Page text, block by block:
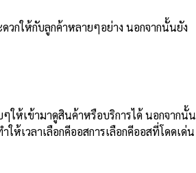
วกให้กับลูกค้าหลายๆอย่าง นอกจากนั้นยัง
ๆให้เข้ามาดูสินค้าหรือบริการได้ นอกจากนั้น
เวลาเลือกคีออสการเลือกคีออสที่โดดเด่น